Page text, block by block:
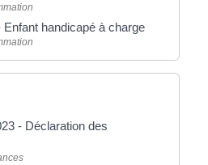
handicapé à charge
- Déclaration des